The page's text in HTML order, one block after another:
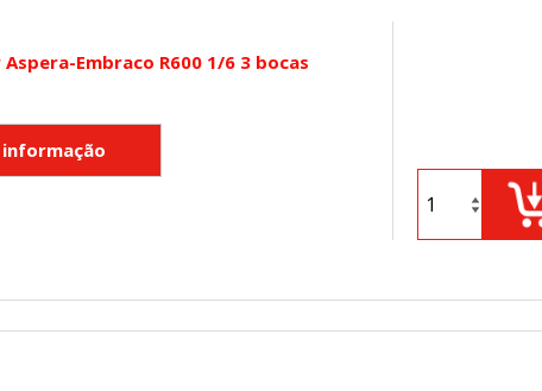
Embraco R600 1/6 3 bocas
para poder evaluar el rendimiento de nuestro sitio y mejorarlo.
y cómo los visitantes navegan por el sitio. Toda la información que
por nuestros socios publicitarios. Pueden ser utilizadas por esas
relevantes en otros sitios. No almacenan directamente